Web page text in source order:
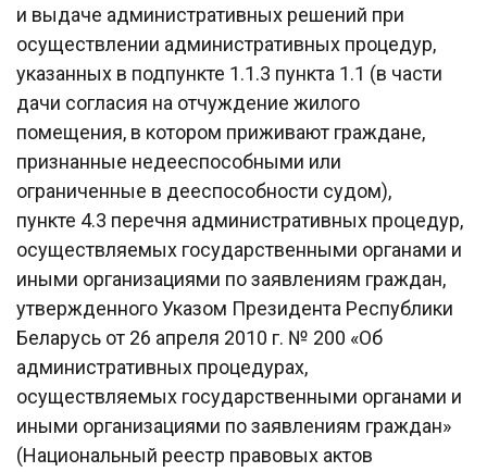
и выдаче административных решений при
осуществлении административных процедур,
указанных в подпункте 1.1.3 пункта 1.1 (в части
дачи согласия на отчуждение жилого
помещения, в котором приживают граждане,
признанные недееспособными или
ограниченные в дееспособности судом),
пункте 4.3 перечня административных процедур,
осуществляемых государственными органами и
иными организациями по заявлениям граждан,
утвержденного Указом Президента Республики
Беларусь от 26 апреля 2010 г. № 200 «Об
административных процедурах,
осуществляемых государственными органами и
иными организациями по заявлениям граждан»
(Национальный реестр правовых актов